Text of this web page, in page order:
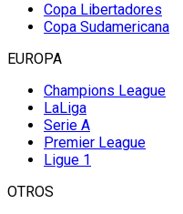
Copa Libertadores
Copa Sudamericana
EUROPA
Champions League
LaLiga
Serie A
Premier League
Ligue 1
OTROS